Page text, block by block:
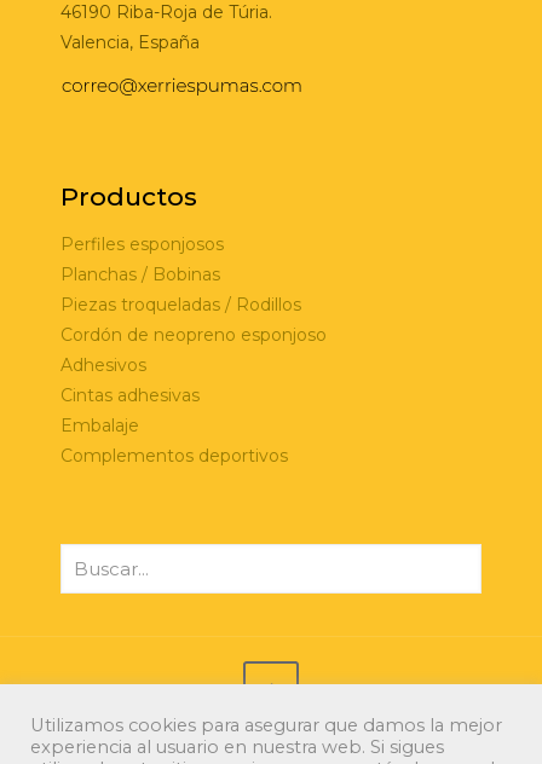
46190 Riba-Roja de Túria.
Valencia, España
Productos
Perfiles esponjosos
Planchas / Bobinas
Piezas troqueladas / Rodillos
Cordón de neopreno esponjoso
Adhesivos
Cintas adhesivas
Embalaje
Complementos deportivos
© 2021 Xerri Espumas. Todos los derechos
Utilizamos cookies para asegurar que damos la mejor
experiencia al usuario en nuestra web. Si sigues